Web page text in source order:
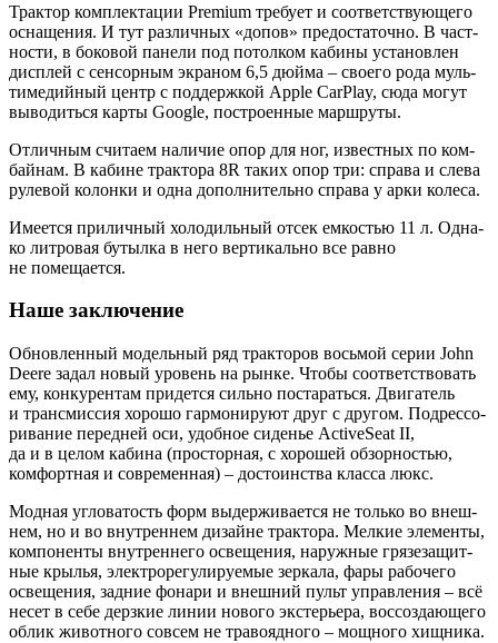
Трак­тор ком­плек­та­ции Premium тре­бу­ет и соот­вет­ству­ю­ще­го
осна­ще­ния. И тут раз­лич­ных «допов» предо­ста­точ­но. В част­
но­сти, в боко­вой пане­ли под потол­ком каби­ны уста­нов­лен
дис­плей с сен­сор­ным экра­ном 6,5 дюй­ма – сво­е­го рода муль­
ти­ме­дий­ный центр с под­держ­кой Apple CarPlay, сюда могут
выво­дить­ся кар­ты Google, постро­ен­ные маршруты.
Отлич­ным счи­та­ем нали­чие опор для ног, извест­ных по ком­
бай­нам. В кабине трак­то­ра 8R таких опор три: спра­ва и сле­ва
руле­вой колон­ки и одна допол­ни­тель­но спра­ва у арки колеса.
Име­ет­ся при­лич­ный холо­диль­ный отсек емко­стью 11 л. Одна­
ко лит­ро­вая бутыл­ка в него вер­ти­каль­но все рав­но
не помещается.
Наше заключение
Обнов­лен­ный модель­ный ряд трак­то­ров вось­мой серии John
Deere задал новый уро­вень на рын­ке. Что­бы соот­вет­ство­вать
ему, кон­ку­рен­там при­дет­ся силь­но поста­рать­ся. Дви­га­тель
и транс­мис­сия хоро­шо гар­мо­ни­ру­ют друг с дру­гом. Подрессо­
ри­ва­ние перед­ней оси, удоб­ное сиде­нье ActiveSeat II,
да и в целом каби­на (про­стор­ная, с хоро­шей обзор­но­стью,
ком­форт­ная и совре­мен­ная) – досто­ин­ства клас­са люкс.
Мод­ная угло­ва­тость форм выдер­жи­ва­ет­ся не толь­ко во внеш­
нем, но и во внут­рен­нем дизайне трак­то­ра. Мел­кие эле­мен­ты,
ком­по­нен­ты внут­рен­не­го осве­ще­ния, наруж­ные гря­зе­за­щит­
ные кры­лья, элек­тро­ре­гу­ли­ру­е­мые зер­ка­ла, фары рабо­че­го
осве­ще­ния, зад­ние фона­ри и внеш­ний пульт управ­ле­ния – всё
несет в себе дерз­кие линии ново­го экс­те­рье­ра, вос­со­зда­ю­ще­го
облик живот­но­го совсем не тра­во­яд­но­го – мощ­но­го хищника.